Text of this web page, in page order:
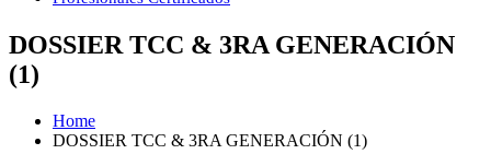
DOSSIER TCC & 3RA GENERACIÓN
(1)
Home
DOSSIER TCC & 3RA GENERACIÓN (1)